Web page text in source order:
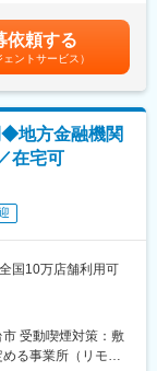
多くの世界初・業
ながら新たなビジ
リアアップの機会
魅力的な職場で
なっており、安定し
による案件拡大も
アリングを実施し、
共有します。常駐
です。また、基本
時間も月平均2.4時
回の全社アンケート
、Udemy導入、在
現しています。
果に応じた昇給も実
あります。キャリ
可能性がありま
依頼する
ェントサービス）
地方金融機関
在宅可
国10万店舗利用可
注目の日本発スタ
受動喫煙対策：敷
る事業所（リモー